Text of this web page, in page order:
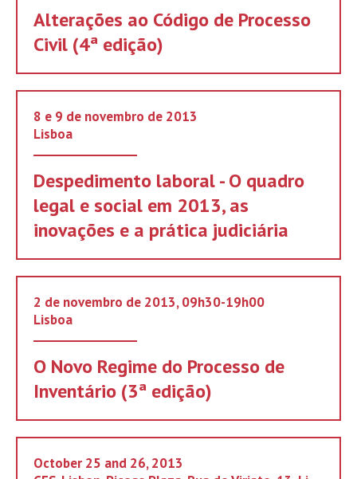
Alterações ao Código de Processo
Civil (4ª edição)
8 e 9 de novembro de 2013
Lisboa
Despedimento laboral - O quadro
legal e social em 2013, as
inovações e a prática judiciária
2 de novembro de 2013, 09h30-19h00
Lisboa
O Novo Regime do Processo de
Inventário (3ª edição)
October 25 and 26, 2013